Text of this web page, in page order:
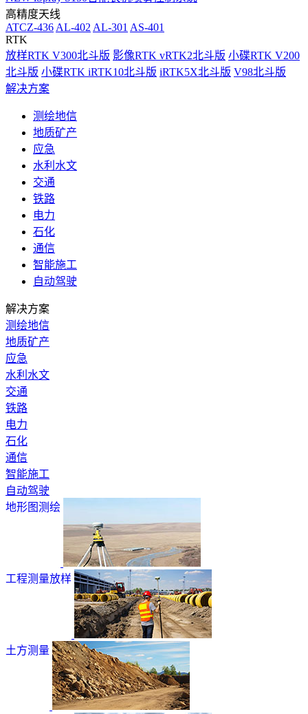
高精度天线
ATCZ-436 AL-402 AL-301 AS-401
RTK
放样RTK V300北斗版 影像RTK vRTK2北斗版 小碟RTK V200
北斗版 小碟RTK iRTK10北斗版 iRTK5X北斗版 V98北斗版
解决方案
测绘地信
地质矿产
应急
水利水文
交通
铁路
电力
石化
通信
智能施工
自动驾驶
解决方案
测绘地信
地质矿产
应急
水利水文
交通
铁路
电力
石化
通信
智能施工
自动驾驶
地形图测绘
工程测量放样
土方测量